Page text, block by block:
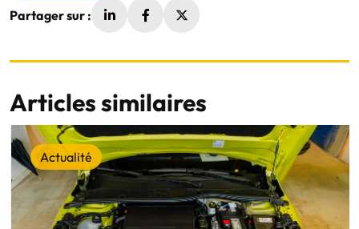
Partager sur :
Articles similaires
Actualité